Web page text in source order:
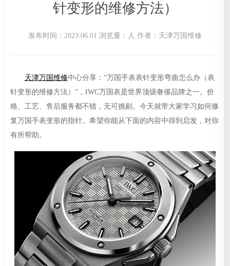
针变形的维修方法）
发布时间：2023.06.01 浏览量： 人 作者：天津万国维修
天津万国维修中心分享：“万国手表表针变形弯曲怎么办（表
针变形的维修方法）”，IWC万国表是世界顶级奢侈品牌之一。价
格、工艺、售后服务都不错，无可挑剔。今天就带大家学习如何修
复万国手表变形的指针。希望你能从下面的内容中得到启发，对你
有所帮助。